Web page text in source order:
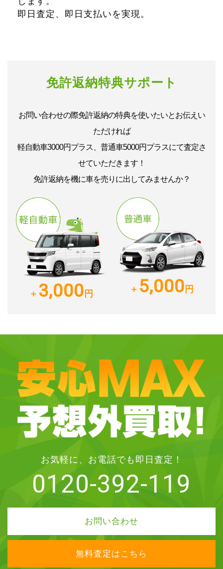
即日査定、即日支払いを実現。
免許返納特典サポート
お問い合わせの際免許返納の特典を使いたいとお伝えい
ただければ
軽自動車3000円プラス、普通車5000円プラスにて査定さ
せていただきます！
免許返納を機に車を売りに出してみませんか？
＋ 3,000 円 ＋ 5,000 円
お気軽に、お電話でも即日査定！
0120-392-119
お問い合わせ
無料査定はこちら